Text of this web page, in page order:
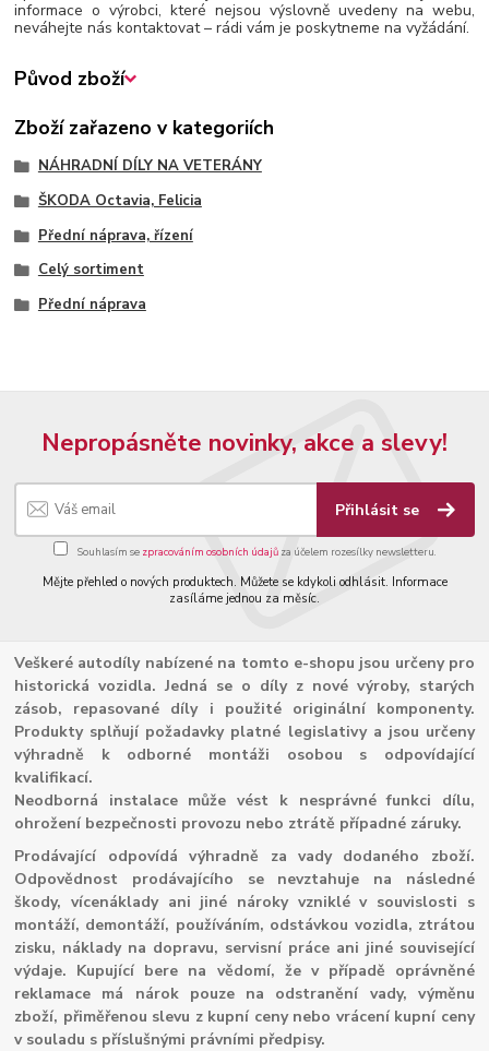
informace o výrobci, které nejsou výslovně uvedeny na webu,
neváhejte nás kontaktovat – rádi vám je poskytneme na vyžádání.
Původ zboží
Zboží zařazeno v kategoriích
NÁHRADNÍ DÍLY NA VETERÁNY
ŠKODA Octavia, Felicia
Přední náprava, řízení
Celý sortiment
Přední náprava
Nepropásněte novinky, akce a slevy!
Přihlásit se
Souhlasím se zpracováním osobních údajůza účelem rozesílky newsletteru.
Mějte přehled o nových produktech. Můžete se kdykoli odhlásit. Informace
zasíláme jednou za měsíc.
Veškeré autodíly nabízené na tomto e-shopu jsou určeny pro
historická vozidla. Jedná se o díly z nové výroby, starých
zásob, repasované díly i použité originální komponenty.
Produkty splňují požadavky platné legislativy a jsou určeny
výhradně k odborné montáži osobou s odpovídající
kvalifikací.
Neodborná instalace může vést k nesprávné funkci dílu,
ohrožení bezpečnosti provozu nebo ztrátě případné záruky.
Prodávající odpovídá výhradně za vady dodaného zboží.
Odpovědnost prodávajícího se nevztahuje na následné
škody, vícenáklady ani jiné nároky vzniklé v souvislosti s
montáží, demontáží, používáním, odstávkou vozidla, ztrátou
zisku, náklady na dopravu, servisní práce ani jiné související
výdaje. Kupující bere na vědomí, že v případě oprávněné
reklamace má nárok pouze na odstranění vady, výměnu
zboží, přiměřenou slevu z kupní ceny nebo vrácení kupní ceny
v souladu s příslušnými právními předpisy.